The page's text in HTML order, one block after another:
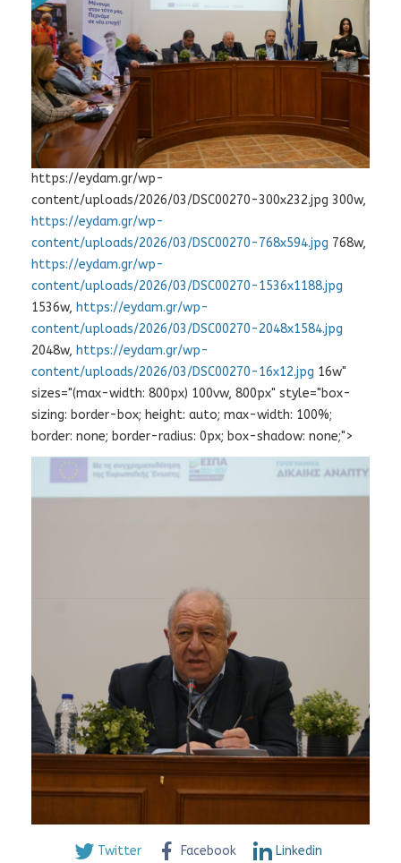
https://eydam.gr/wp-
content/uploads/2026/03/DSC00270-300x232.jpg 300w,
https://eydam.gr/wp-
content/uploads/2026/03/DSC00270-768x594.jpg 768w,
https://eydam.gr/wp-
content/uploads/2026/03/DSC00270-1536x1188.jpg
1536w, https://eydam.gr/wp-
content/uploads/2026/03/DSC00270-2048x1584.jpg
2048w, https://eydam.gr/wp-
content/uploads/2026/03/DSC00270-16x12.jpg 16w"
sizes="(max-width: 800px) 100vw, 800px" style="box-
sizing: border-box; height: auto; max-width: 100%;
border: none; border-radius: 0px; box-shadow: none;">
Twitter Facebook Linkedin